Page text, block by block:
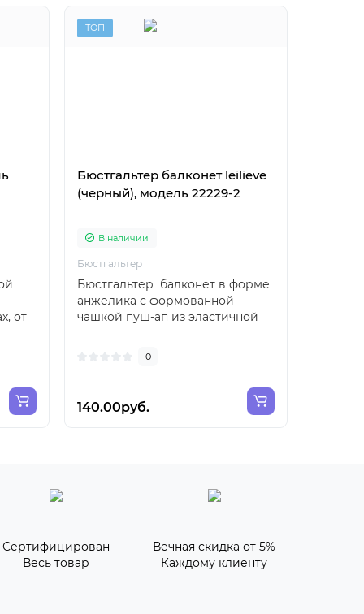
от
ТОП
Бюстгальтер балконет leilieve
(черный), модель 22229-2
В наличии
Бюстгальтер
Бюстгальтер балконет в форме
анжелика с формованной
чашкой пуш-ап из эластичной
0
140.00руб.
Сертифицирован
Весь товар
Вечная скидка от 5%
Каждому клиенту